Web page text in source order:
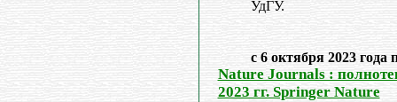
УдГУ.
с 6 октября 2023 года
Nature Journals :
2023 гг. Springer Nature